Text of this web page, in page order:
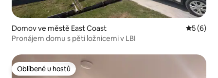
Domov ve městě East Coast
5 (6)
Pronájem domu s pěti ložnicemi v LBI
Oblíbené u hostů
Oblíbené u hostů